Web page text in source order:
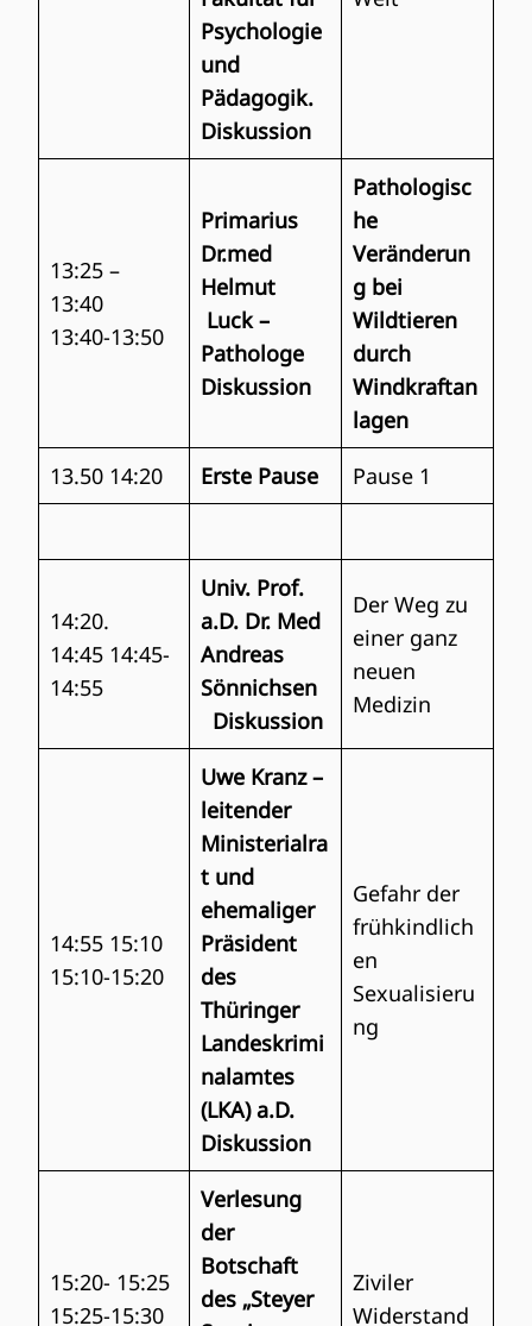
Psychologie
und
Pädagogik.
Diskussion
13:25 –
13:40
13:40-13:50
Primarius
Dr.med
Helmut
Luck –
Pathologe
Diskussion
Pathologisc
he
Veränderun
g bei
Wildtieren
durch
Windkraftan
lagen
13.50 14:20
Erste Pause Pause 1
14:20.
14:45 14:45-
14:55
Univ. Prof.
a.D. Dr. Med
Andreas
Sönnichsen
Diskussion
Der Weg zu
einer ganz
neuen
Medizin
14:55 15:10
15:10-15:20
Uwe Kranz –
leitender
Ministerialra
t und
ehemaliger
Präsident
des
Thüringer
Landeskrimi
nalamtes
(LKA) a.D.
Diskussion
Gefahr der
frühkindlich
en
Sexualisieru
ng
15:20- 15:25
15:25-15:30
Verlesung
der
Botschaft
des „Steyer
Ziviler
Widerstand